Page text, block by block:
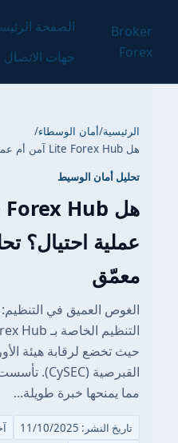
Broker
Forex
الصفحة
جهات الاتصال
الرئيسية/أمان الوسطاء/
هل Lite Forex Hub آمن أم عملية احتيال؟ تحليل تنظيمي معمّق
تحليل أمان الوسيط
عملية احتيال؟
معمّق
الغوص العميق في التنظيم:
حيث تخضع لرقابة هيئة
مما يمنحها خبرة طويلة...
تاريخ النشر: 11/10/2025